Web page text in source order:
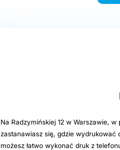
Na Radzymińskiej 12 w Warszawie,
zastanawiasz się, gdzie wydrukować
możesz łatwo wykonać druk z